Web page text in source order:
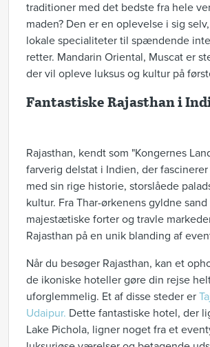
traditioner med det bedste fra hele
maden? Den er en oplevelse i sig
lokale specialiteter til spændende
retter. Mandarin Oriental, Muscat er
der vil opleve luksus og kultur på
Fantastiske Rajasthan i
Rajasthan, kendt som "Kongernes
farverig delstat i Indien, der
med sin rige historie, storslåede
kultur. Fra Thar-ørkenens gyldne
majestætiske forter og travle
Rajasthan på en unik blanding af
Når du besøger Rajasthan, kan et
de ikoniske hoteller gøre din rejse
uforglemmelig. Et af disse steder er
Udaipur. Dette fantastiske hotel, der
Lake Pichola, ligner noget fra et